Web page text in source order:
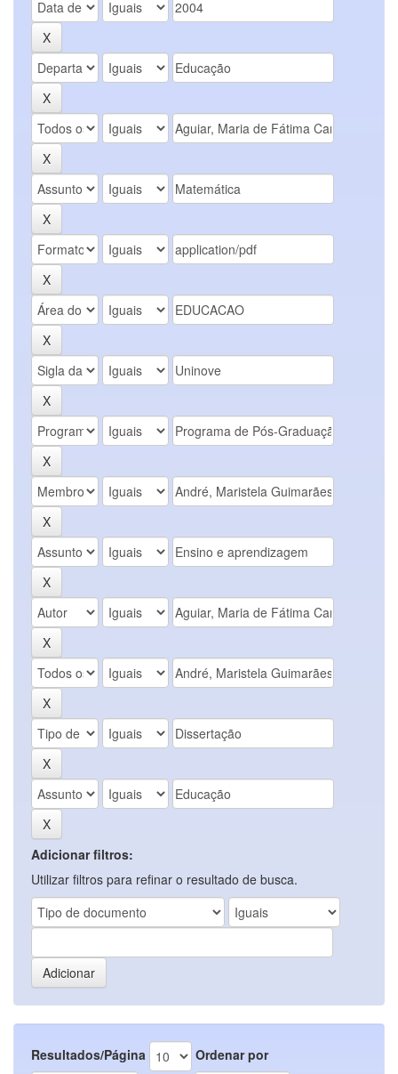
Adicionar filtros:
Utilizar filtros para refinar o resultado de busca.
Resultados/Página Ordenar por